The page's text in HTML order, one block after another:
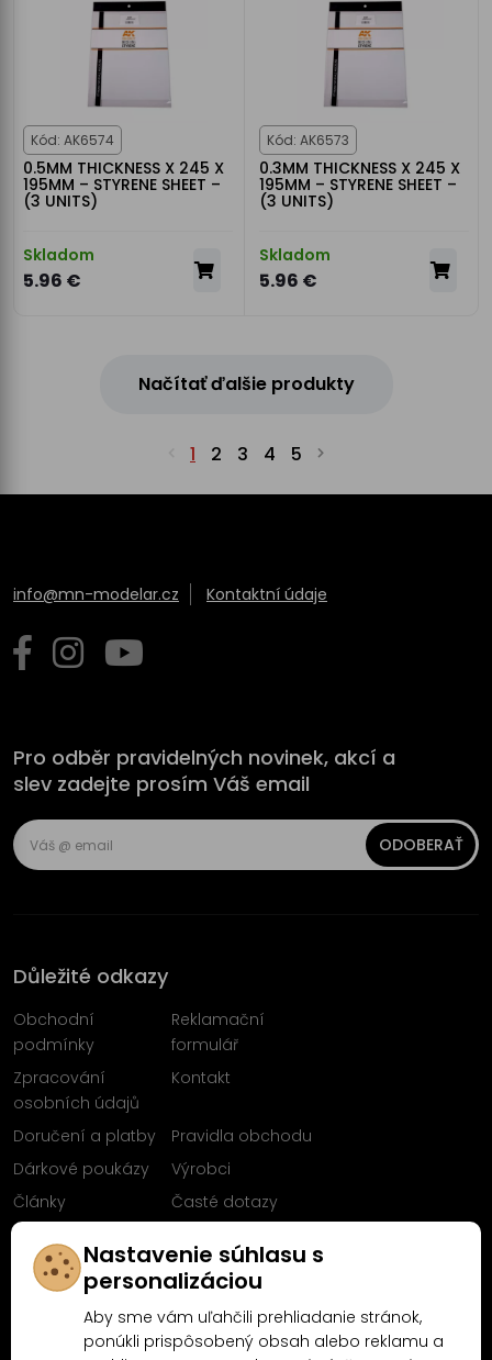
Kód: AK6574
0.5MM THICKNESS X 245 X
195MM – STYRENE SHEET –
(3 UNITS)
Skladom
5.96 €
Kód: AK6573
0.3MM THICKNESS X 245 X
195MM – STYRENE SHEET –
(3 UNITS)
Skladom
5.96 €
Načítať ďalšie produkty
1 2 3 4 5
info@mn-modelar.cz Kontaktní údaje
Pro odběr pravidelných novinek, akcí a
slev zadejte prosím Váš email
ODOBERAŤ
Důležité odkazy
Obchodní
podmínky
Reklamační
formulář
Zpracování
osobních údajů
Kontakt
Doručení a platby
Pravidla obchodu
Dárkové poukázy
Výrobci
Články
Časté dotazy
FacebookuNastavenie súhlasu s
personalizáciou
Aby sme vám uľahčili prehliadanie stránok,
ponúkli prispôsobený obsah alebo reklamu a